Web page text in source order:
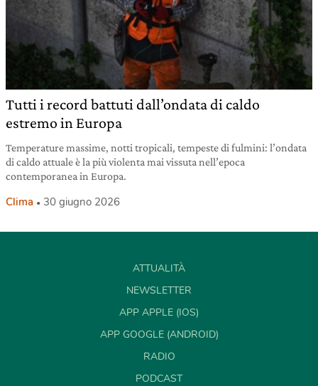
Tutti i record battuti dall’ondata di caldo
estremo in Europa
Temperature massime, notti tropicali, tempeste di fulmini: l’ondata
di caldo attuale è la più violenta mai vissuta nell’epoca
contemporanea in Europa.
Clima 30 giugno 2026
ATTUALITÀ
NEWSLETTER
APP APPLE (IOS)
APP GOOGLE (ANDROID)
RADIO
PODCAST